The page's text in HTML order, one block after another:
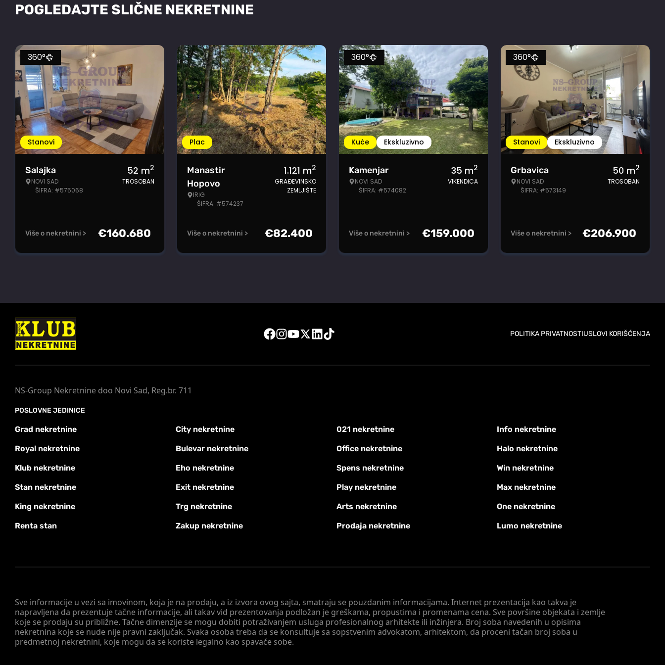
POGLEDAJTE SLIČNE NEKRETNINE
Stanovi
360°
Salajka
NOVI SAD
ŠIFRA: #575068
52 m2
TROSOBAN
Više o nekretnini > €160.680
Plac
Manastir
Hopovo
IRIG
ŠIFRA: #574237
1.121 m2
GRAĐEVINSKO
ZEMLJIŠTE
Više o nekretnini > €82.400
Kuće Ekskluzivno
360°
Kamenjar
NOVI SAD
ŠIFRA: #574082
35 m2
VIKENDICA
Više o nekretnini > €159.000
Stanovi Ekskluzivno
360°
Grbavica
NOVI SAD
ŠIFRA: #573149
50 m2
TROSOBAN
Više o nekretnini > €206.900
POLITIKA PRIVATNOSTIUSLOVI KORIŠĆENJA
Sve informacije u vezi sa imovinom, koja je na prodaju, a iz izvora ovog sajta, smatraju se pouzdanim informacijama. Internet prezentacija kao takva je
napravljena da prezentuje tačne informacije, ali takav vid prezentovanja podložan je greškama, propustima i promenama cena. Sve površine objekata i zemlje
koje se prodaju su približne. Tačne dimenzije se mogu dobiti potraživanjem usluga profesionalnog arhitekte ili inžinjera. Broj soba navedenih u opisima
nekretnina koje se nude nije pravni zaključak. Svaka osoba treba da se konsultuje sa sopstvenim advokatom, arhitektom, da proceni tačan broj soba u
predmetnoj nekretnini, koje mogu da se koriste legalno kao spavaće sobe.
NS-Group Nekretnine doo Novi Sad, Reg.br. 711
POSLOVNE JEDINICE
Grad nekretnine City nekretnine 021 nekretnine Info nekretnine
Royal nekretnine Bulevar nekretnine Office nekretnine Halo nekretnine
Klub nekretnine Eho nekretnine Spens nekretnine Win nekretnine
Stan nekretnine Exit nekretnine Play nekretnine Max nekretnine
King nekretnine Trg nekretnine Arts nekretnine One nekretnine
Renta stan Zakup nekretnine Prodaja nekretnine Lumo nekretnine